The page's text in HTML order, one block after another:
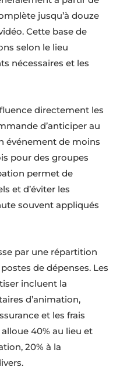
jusqu’à douze
Cette base de
selon le lieu
nécessaires et les
directement les
d’anticiper au
événement de moins
pour des groupes
permet de
et d’éviter les
souvent appliqués
par une répartition
de dépenses. Les
incluent la
d’animation,
et les frais
40% au lieu et
20% à la